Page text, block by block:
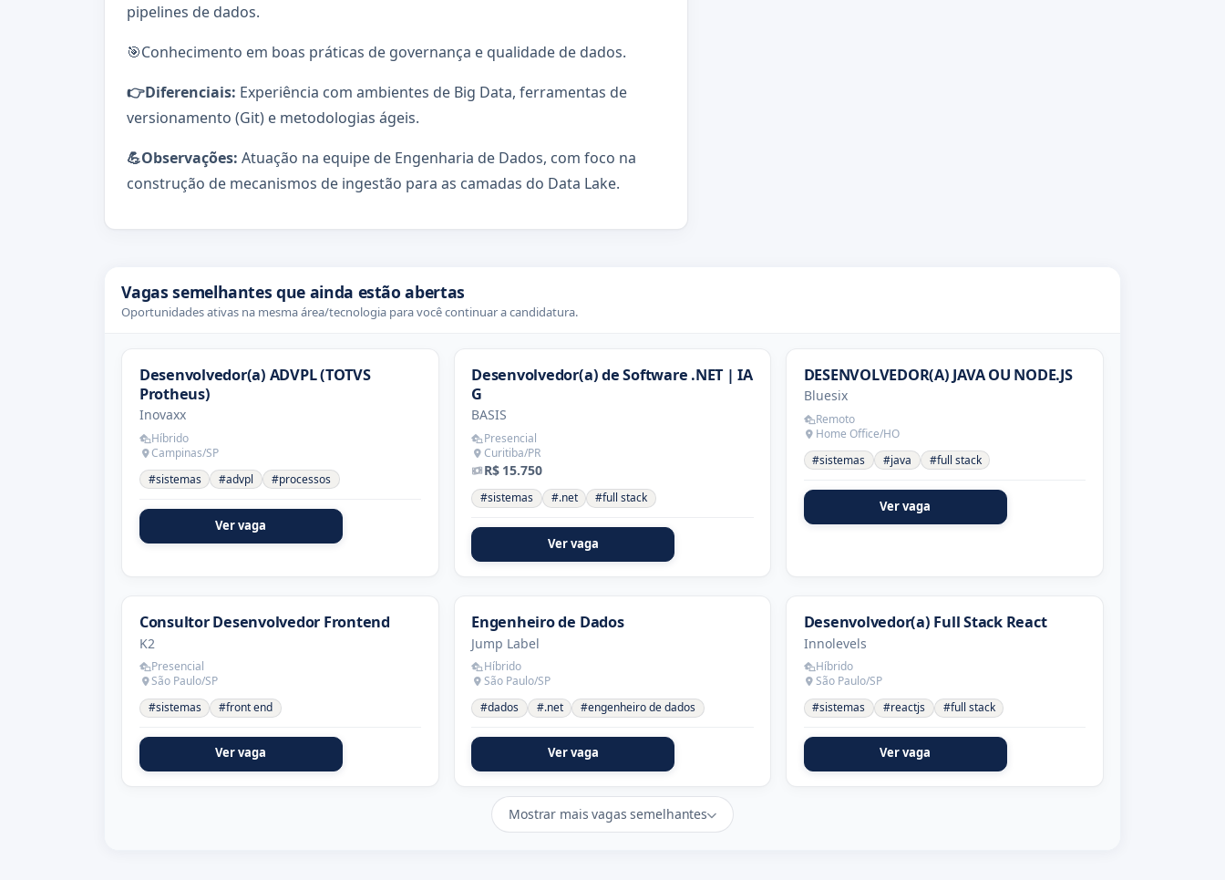
pipelines de dados.
🎯Conhecimento em boas práticas de governança e qualidade de dados.
👉Diferenciais: Experiência com ambientes de Big Data, ferramentas de
versionamento (Git) e metodologias ágeis.
💪Observações: Atuação na equipe de Engenharia de Dados, com foco na
construção de mecanismos de ingestão para as camadas do Data Lake.
Vagas semelhantes que ainda estão abertas
Oportunidades ativas na mesma área/tecnologia para você continuar a candidatura.
Desenvolvedor(a) ADVPL (TOTVS
Protheus)
Inovaxx
Híbrido
Campinas/SP
#sistemas
#advpl #processos
Ver vaga
Desenvolvedor(a) de Software .NET | IA
G
BASIS
Presencial
Curitiba/PR
R$ 15.750
#sistemas #.net #full stack
Ver vaga
DESENVOLVEDOR(A) JAVA OU NODE.JS
Bluesix
Remoto
Home Office/HO
#sistemas
#java #full stack
Ver vaga
Consultor Desenvolvedor Frontend
K2
Presencial
São Paulo/SP
#sistemas
#front end
Ver vaga
Engenheiro de Dados
Jump Label
Híbrido
São Paulo/SP
#dados
#.net #engenheiro de dados
Ver vaga
Desenvolvedor(a) Full Stack React
Innolevels
Híbrido
São Paulo/SP
#sistemas
#reactjs #full stack
Ver vaga
Mostrar mais vagas semelhantes